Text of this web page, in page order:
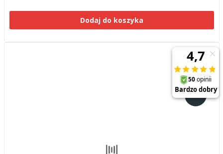
Dodaj do koszyka